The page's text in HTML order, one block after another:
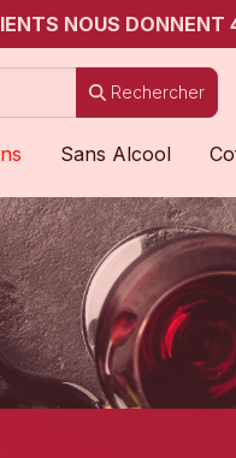
NOUS
Rechercher
Sans Alcool